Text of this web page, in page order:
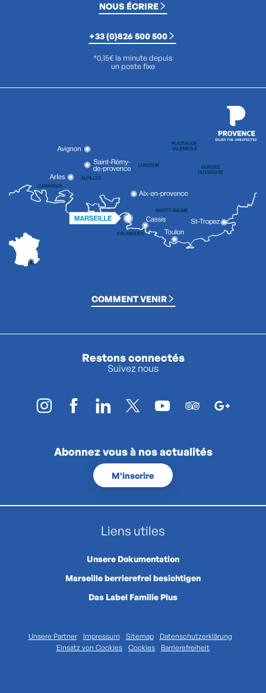
NOUS ÉCRIRE
+33 (0)826 500 500
*0,15€ la minute depuis
un poste fixe
COMMENT VENIR
Restons connectés
Suivez nous
Abonnez vous à nos actualités
M'inscrire
Liens utiles
Unsere Dokumentation
Marseille berrierefrei besichtigen
Das Label Familie Plus
Unsere Partner Impressum Sitemap
Datenschutzerklärung
Einsatz von Cookies
Cookies Barrierefreiheit